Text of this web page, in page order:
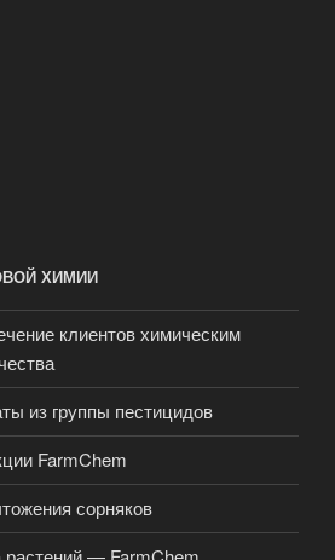
ХИМИИ
клиентов химическим
из группы пестицидов
FarmChem
сорняков